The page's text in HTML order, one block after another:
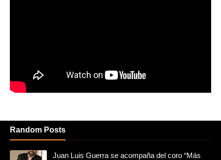
Random Posts
Juan Luis Guerra se acompaña del coro “Más